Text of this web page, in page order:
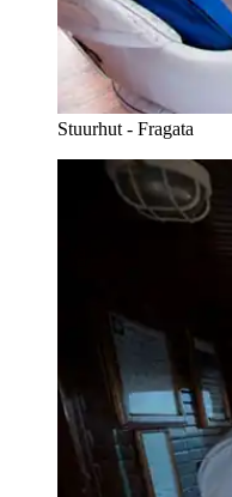
Stuurhut - Fragata